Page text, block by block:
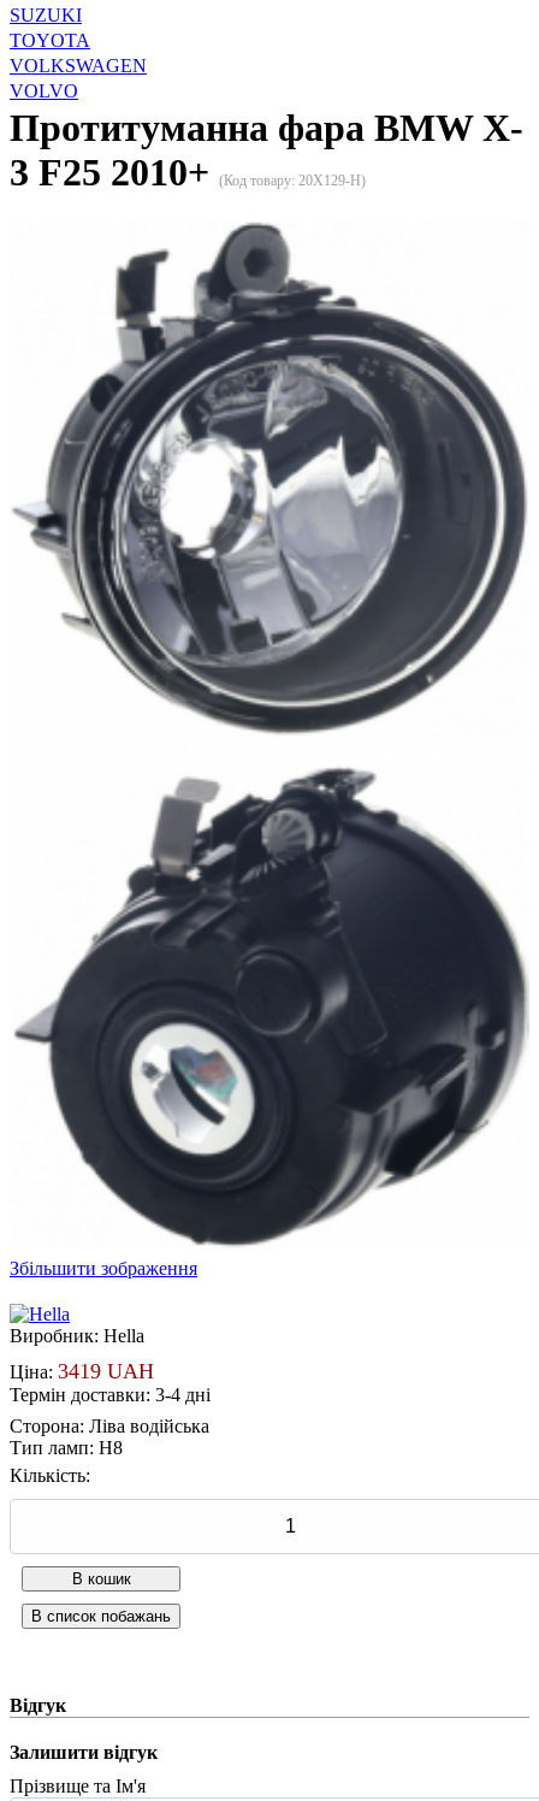
SUZUKI
TOYOTA
VOLKSWAGEN
VOLVO
Протитуманна фара BMW X-
3 F25 2010+
(Код товару: 20X129-H)
Збільшити зображення
Виробник: Hella
Ціна: 3419 UAH
Термін доставки: 3-4 дні
Сторона: Ліва водійська
Тип ламп: H8
Кількість:
Відгук
Залишити відгук
Прізвище та Ім'я